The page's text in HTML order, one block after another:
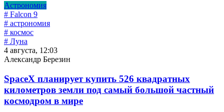
Астрономия
# Falcon 9
# астрономия
# космос
# Луна
4 августа, 12:03
Александр Березин
SpaceX планирует купить 526 квадратных
километров земли под самый большой частный
космодром в мире